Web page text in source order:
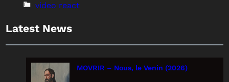
video react
Latest News
MOVRIR – Nous, le Venin (2026)